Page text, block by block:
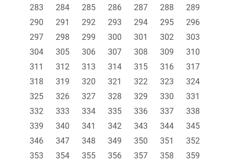
283
284 285 286 287 288
289
290
291 292 293 294 295
296
297
298 299 300 301 302
303
304
305 306 307 308 309
310
311
312 313 314 315 316
317
318
319 320 321 322 323
324
325
326 327 328 329 330
331
332
333 334 335 336 337
338
339
340 341 342 343 344
345
346
347 348 349 350 351
352
353
354 355 356 357 358
359